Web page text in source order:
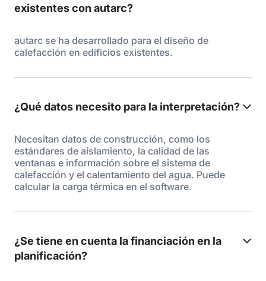
existentes con autarc?
autarc se ha desarrollado para el diseño de
calefacción en edificios existentes.
¿Qué datos necesito para la interpretación?
Necesitan datos de construcción, como los
estándares de aislamiento, la calidad de las
ventanas e información sobre el sistema de
calefacción y el calentamiento del agua. Puede
calcular la carga térmica en el software.
¿Se tiene en cuenta la financiación en la
planificación?